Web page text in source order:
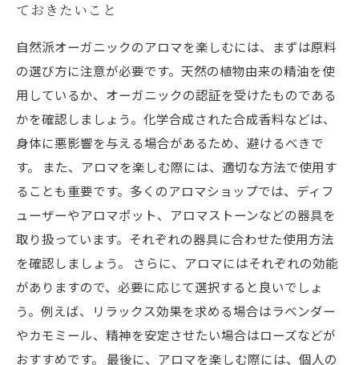
ておきたいこと
自然派オーガニックのアロマを楽しむには、まずは原料
の選び方に注意が必要です。天然の植物由来の精油を使
用しているか、オーガニックの認証を受けたものである
かを確認しましょう。化学合成された合成香料などは、
身体に悪影響を与える場合があるため、避けるべきで
す。 また、アロマを楽しむ際には、適切な方法で使用す
ることも重要です。多くのアロマショップでは、ディフ
ューザーやアロマポット、アロマストーンなどの器具を
取り扱っています。それぞれの器具に合わせた使用方法
を確認しましょう。 さらに、アロマにはそれぞれの効能
がありますので、必要に応じて選択すると良いでしょ
う。例えば、リラックス効果を求める場合はラベンダー
やカモミール、精神を安定させたい場合はローズなどが
おすすめです。 最後に、アロマを楽しむ際には、個人の